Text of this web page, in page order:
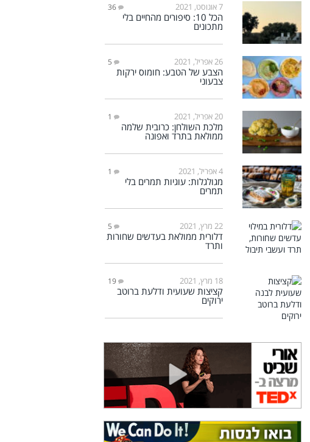
7 אוגוסט, 2021 36
הכל 10: סיפורים מהחיים בלי
מתכונים
26 אפריל, 2021 5
הצבע של הטבע: חומוס ירקות
צבעוני
20 אפריל, 2021 1
מלכת השולחן: כרובית שלמה
ממולאת בתרד ואפונה
4 אפריל, 2021 1
מגולגלות: עוגיות תמרים בלי
תמרים
22 מרץ, 2021 5
דלורית ממולאת בעדשים שחורות
ותרד
18 מרץ, 2021 19
קציצות שעועית ודלעת ברוטב
ירוקים